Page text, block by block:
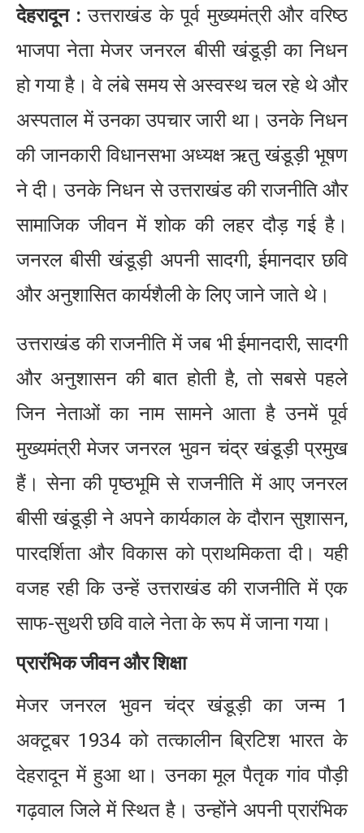
देहरादून : उत्तराखंड के पूर्व मुख्यमंत्री और वरिष्ठ
भाजपा नेता मेजर जनरल बीसी खंडूड़ी का निधन
हो गया है। वे लंबे समय से अस्वस्थ चल रहे थे और
अस्पताल में उनका उपचार जारी था। उनके निधन
की जानकारी विधानसभा अध्यक्ष ऋतु खंडूड़ी भूषण
ने दी। उनके निधन से उत्तराखंड की राजनीति और
सामाजिक जीवन में शोक की लहर दौड़ गई है।
जनरल बीसी खंडूड़ी अपनी सादगी, ईमानदार छवि
और अनुशासित कार्यशैली के लिए जाने जाते थे।
उत्तराखंड की राजनीति में जब भी ईमानदारी, सादगी
और अनुशासन की बात होती है, तो सबसे पहले
जिन नेताओं का नाम सामने आता है उनमें पूर्व
मुख्यमंत्री मेजर जनरल भुवन चंद्र खंडूड़ी प्रमुख
हैं। सेना की पृष्ठभूमि से राजनीति में आए जनरल
बीसी खंडूड़ी ने अपने कार्यकाल के दौरान सुशासन,
पारदर्शिता और विकास को प्राथमिकता दी। यही
वजह रही कि उन्हें उत्तराखंड की राजनीति में एक
साफ-सुथरी छवि वाले नेता के रूप में जाना गया।
प्रारंभिक जीवन और शिक्षा
मेजर जनरल भुवन चंद्र खंडूड़ी का जन्म 1
अक्टूबर 1934 को तत्कालीन ब्रिटिश भारत के
देहरादून में हुआ था। उनका मूल पैतृक गांव पौड़ी
गढ़वाल जिले में स्थित है। उन्होंने अपनी प्रारंभिक